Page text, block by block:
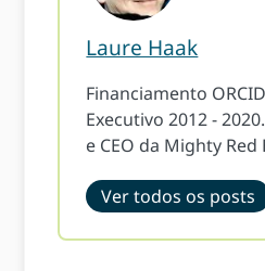
Laure Haak
Financiamento
Executivo 2012 -
e CEO da Mighty Red
Ver todos os posts